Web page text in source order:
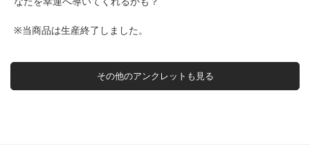
※当商品は生産終了しました。
その他のアンクレットも見る